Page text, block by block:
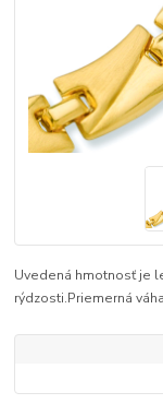
Uvedená hmotnosť je
rýdzosti.Priemerná